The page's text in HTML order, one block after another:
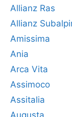
Allianz Ras
Allianz
Amissima
Ania
Arca Vita
Assimoco
Assitalia
Augusta